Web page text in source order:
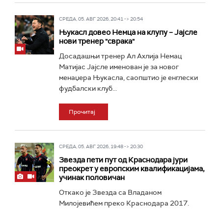
СРЕДА, 05. АВГ 2026, 20:41 -> 20:54
Њукасл довео Немца на клупу – Јајсле
нови тренер "сврака"
Досадашњи тренер Ал Ахлија Немац
Матијас Јајсле именован је за новог
менаџера Њукасла, саопштио је енглески
фудбалски клуб...
Прочитај
СРЕДА, 05. АВГ 2026, 19:48 -> 20:30
Звезда пети пут од Краснодара јури
преокрет у европским квалификацијама,
учинак половичан
Откако је Звезда са Владаном
Милојевићем преко Краснодара 2017.